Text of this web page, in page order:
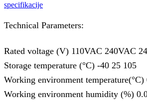
specifikacije
Technical Parameters:
Rated voltage (V) 110VAC 240VAC
Storage temperature (°C) -40 25 105
Working environment temperature(°C)
Working environment humidity (%)